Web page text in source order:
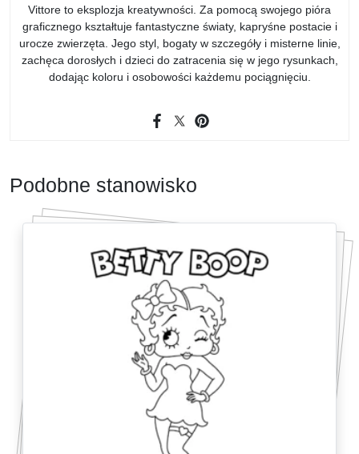
Vittore to eksplozja kreatywności. Za pomocą swojego pióra
graficznego kształtuje fantastyczne światy, kapryśne postacie i
urocze zwierzęta. Jego styl, bogaty w szczegóły i misterne linie,
zachęca dorosłych i dzieci do zatracenia się w jego rysunkach,
dodając koloru i osobowości każdemu pociągnięciu.
Podobne stanowisko